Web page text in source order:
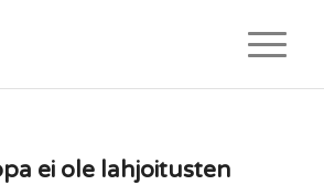
ei ole lahjoitusten